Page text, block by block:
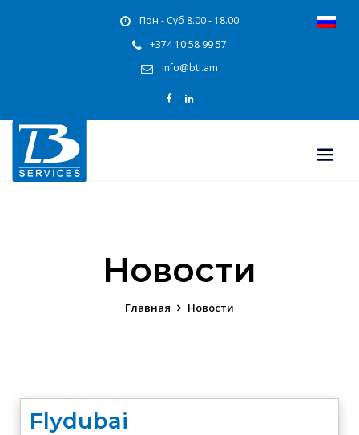
Пон - Суб 8.00 - 18.00
+374 10 58 99 57
info@btl.am
Новости
Главная Новости
Flydubai